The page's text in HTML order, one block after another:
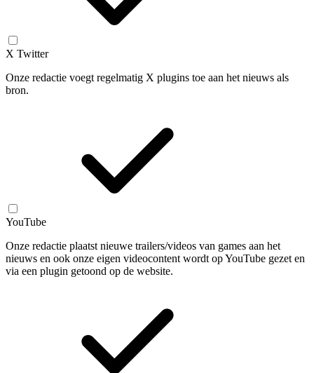
X Twitter
Onze redactie voegt regelmatig X plugins toe aan het nieuws als
bron.
YouTube
Onze redactie plaatst nieuwe trailers/videos van games aan het
nieuws en ook onze eigen videocontent wordt op YouTube gezet en
via een plugin getoond op de website.